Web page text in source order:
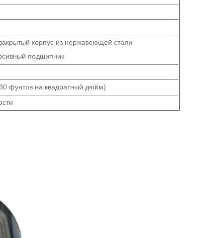
корпус из нержавеющей стали
подшипник
фунтов на квадратный дюйм)